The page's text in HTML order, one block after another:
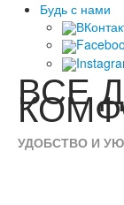
Будь с нами
ВСЕ
УДОБСТВО И